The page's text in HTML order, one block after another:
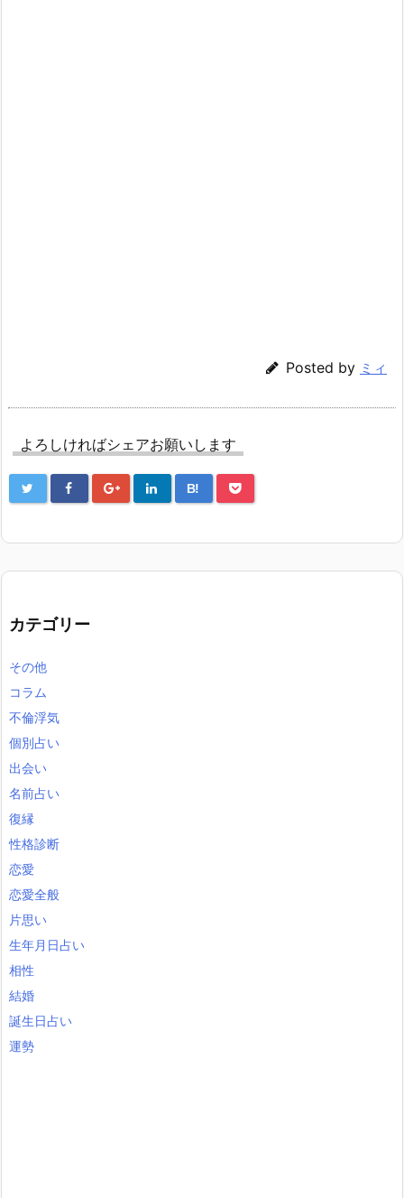
Posted by ミィ
よろしければシェアお願いします
B!
カテゴリー
その他
コラム
不倫浮気
個別占い
出会い
名前占い
復縁
性格診断
恋愛
恋愛全般
片思い
生年月日占い
相性
結婚
誕生日占い
運勢